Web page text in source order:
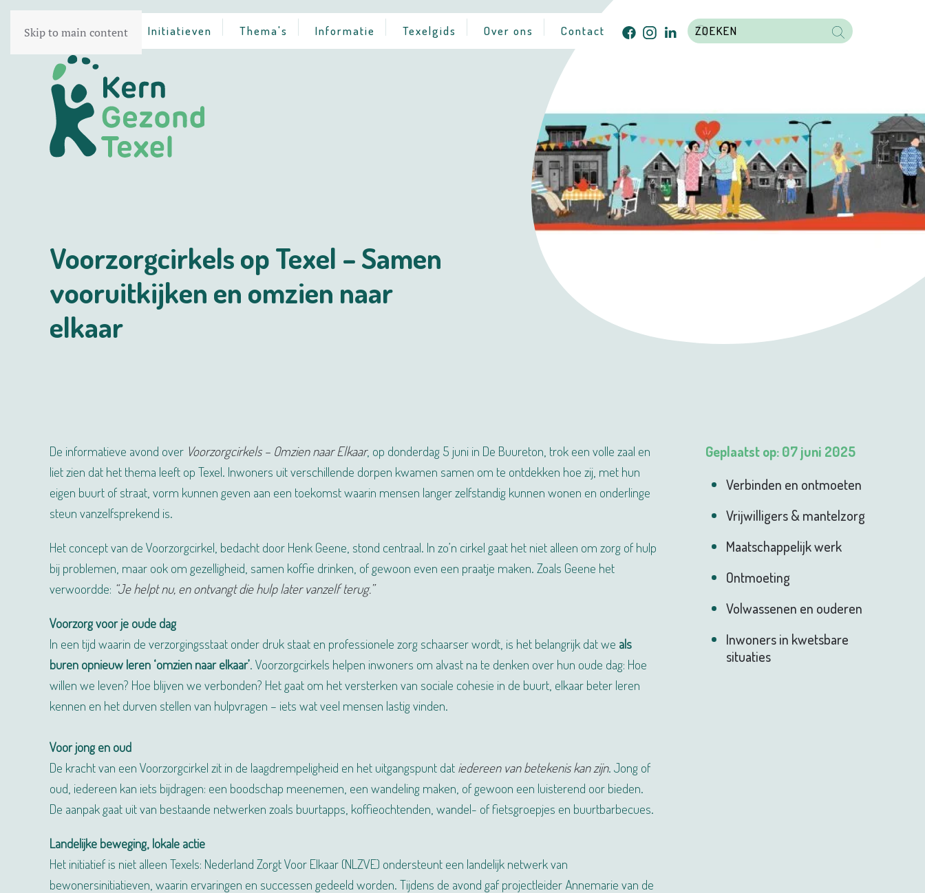
Skip to main content
Home Initiatieven Thema's Informatie Texelgids Over ons Contact
Voorzorgcirkels op Texel – Samen
vooruitkijken en omzien naar
elkaar
De informatieve avond over Voorzorgcirkels – Omzien naar Elkaar, op donderdag 5 juni in De Buureton, trok een volle zaal en
liet zien dat het thema leeft op Texel. Inwoners uit verschillende dorpen kwamen samen om te ontdekken hoe zij, met hun
eigen buurt of straat, vorm kunnen geven aan een toekomst waarin mensen langer zelfstandig kunnen wonen en onderlinge
steun vanzelfsprekend is.
Het concept van de Voorzorgcirkel, bedacht door Henk Geene, stond centraal. In zo’n cirkel gaat het niet alleen om zorg of hulp
bij problemen, maar ook om gezelligheid, samen koffie drinken, of gewoon even een praatje maken. Zoals Geene het
verwoordde: “Je helpt nu, en ontvangt die hulp later vanzelf terug.”
Voorzorg voor je oude dag
In een tijd waarin de verzorgingsstaat onder druk staat en professionele zorg schaarser wordt, is het belangrijk dat we als
buren opnieuw leren ‘omzien naar elkaar’. Voorzorgcirkels helpen inwoners om alvast na te denken over hun oude dag: Hoe
willen we leven? Hoe blijven we verbonden? Het gaat om het versterken van sociale cohesie in de buurt, elkaar beter leren
kennen en het durven stellen van hulpvragen – iets wat veel mensen lastig vinden.
Voor jong en oud
De kracht van een Voorzorgcirkel zit in de laagdrempeligheid en het uitgangspunt dat iedereen van betekenis kan zijn. Jong of
oud, iedereen kan iets bijdragen: een boodschap meenemen, een wandeling maken, of gewoon een luisterend oor bieden.
De aanpak gaat uit van bestaande netwerken zoals buurtapps, koffieochtenden, wandel- of fietsgroepjes en buurtbarbecues.
Landelijke beweging, lokale actie
Het initiatief is niet alleen Texels: Nederland Zorgt Voor Elkaar (NLZVE) ondersteunt een landelijk netwerk van
bewonersinitiatieven, waarin ervaringen en successen gedeeld worden. Tijdens de avond gaf projectleider Annemarie van de
Geplaatst op: 07 juni 2025
Verbinden en ontmoeten
Vrijwilligers & mantelzorg
Maatschappelijk werk
Ontmoeting
Volwassenen en ouderen
Inwoners in kwetsbare
situaties